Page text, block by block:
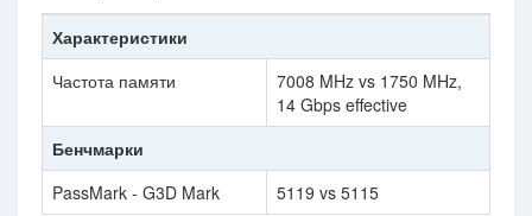
Характеристики
Частота памяти
7008 MHz vs 1750 MHz,
14 Gbps effective
Бенчмарки
PassMark - G3D Mark
5119 vs 5115